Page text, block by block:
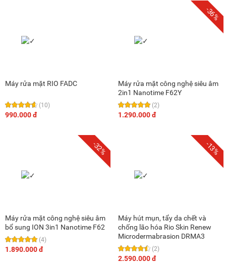
Máy rửa mặt RIO FADC
(10)
990.000 đ
-36%
Máy rửa mặt công nghệ siêu âm
2in1 Nanotime F62Y
(2)
1.290.000 đ
-32%
Máy rửa mặt công nghệ siêu âm
bổ sung ION 3in1 Nanotime F62
(4)
1.890.000 đ
-13%
Máy hút mụn, tẩy da chết và
chống lão hóa Rio Skin Renew
Microdermabrasion DRMA3
(2)
2.590.000 đ